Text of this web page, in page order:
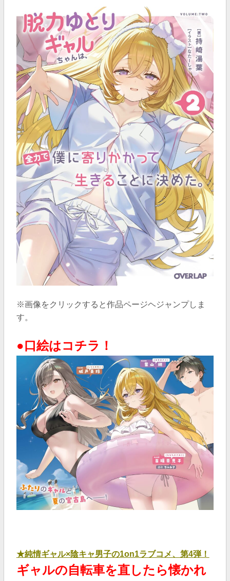
※画像をクリックすると作品ページヘジャンプしま
す。
●口絵はコチラ！
★純情ギャル×陰キャ男子の1on1ラブコメ、第4弾！
ギャルの自転車を直したら懐かれ